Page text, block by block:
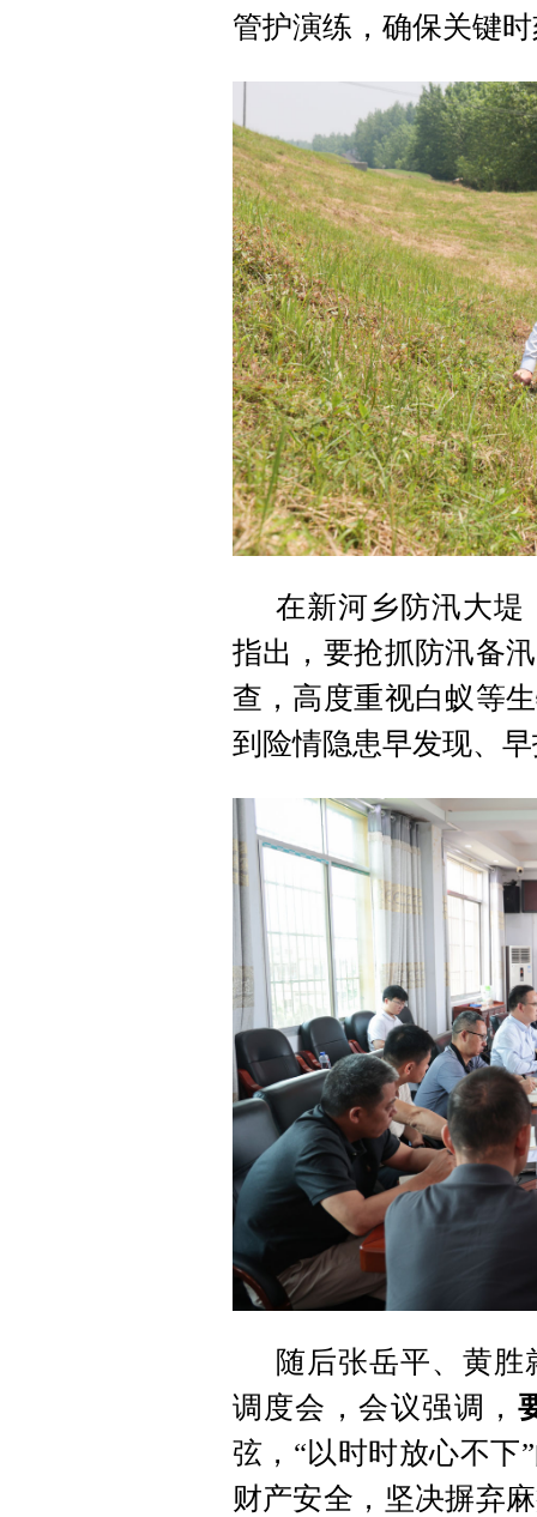
管护演练，确保关键
在新河乡防汛大堤
指出，要抢抓防汛备
查，高度重视白蚁等
到险情隐患早发现、
随后张岳平、黄
调度会，会议强调，
弦，“以时时放心不下
财产安全，坚决摒弃